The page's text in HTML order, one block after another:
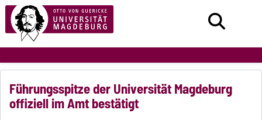
Führungsspitze der Universität Magdeburg
offiziell im Amt bestätigt